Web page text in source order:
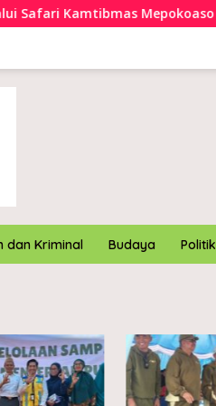
Kamtibmas Mepokoaso
dan Kriminal Budaya Politik